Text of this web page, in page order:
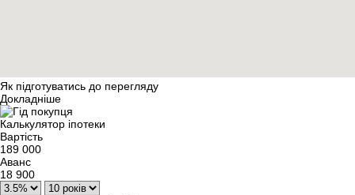
Як підготуватись до перегляду
Докладніше
Калькулятор іпотеки
Вартість
189 000
Аванс
18 900